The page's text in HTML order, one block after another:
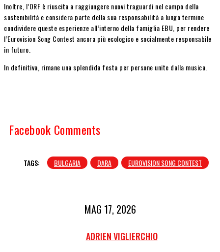
Inoltre, l’ORF è riuscita a raggiungere nuovi traguardi nel campo della
sostenibilità e considera parte della sua responsabilità a lungo termine
condividere queste esperienze all’interno della famiglia EBU, per rendere
l’Eurovision Song Contest ancora più ecologico e socialmente responsabile
in futuro.
In definitiva, rimane una splendida festa per persone unite dalla musica.
Facebook Comments
TAGS: BULGARIA DARA EUROVISION SONG CONTEST
MAG 17, 2026
ADRIEN VIGLIERCHIO